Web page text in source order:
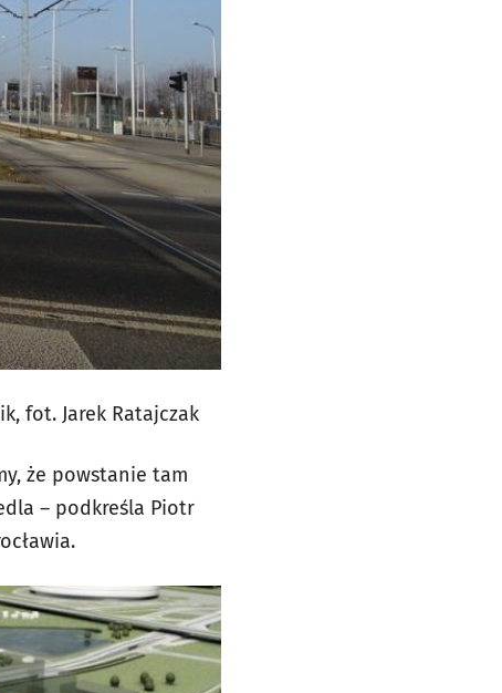
fot. Jarek Ratajczak
że powstanie tam
– podkreśla Piotr